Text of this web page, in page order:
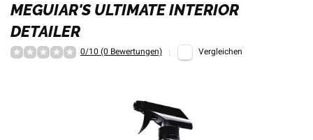
MEGUIAR'S ULTIMATE INTERIOR
DETAILER
0/10 (0 Bewertungen) Vergleichen